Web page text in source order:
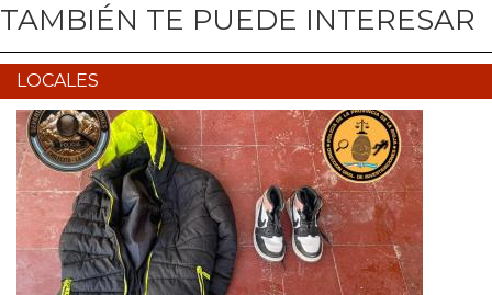
TAMBIÉN TE PUEDE INTERESAR
LOCALES